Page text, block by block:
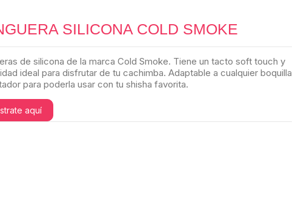
SILICONA COLD SMOKE
de silicona de la marca Cold Smoke. Tiene un tacto soft touch y
ideal para disfrutar de tu cachimba. Adaptable a cualquier boquilla
para poderla usar con tu shisha favorita.
aquí